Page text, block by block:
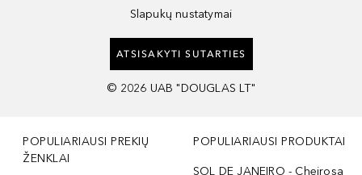
Slapukų nustatymai
ATSISAKYTI SUTARTIES
© 2026 UAB "DOUGLAS LT"
POPULIARIAUSI PREKIŲ
ŽENKLAI
POPULIARIAUSI PRODUKTAI
SOL DE JANEIRO - Cheirosa